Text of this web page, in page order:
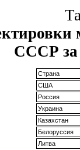
СССР за
Страна
США
Россия
Украина
Казахстан
Белоруссия
Литва